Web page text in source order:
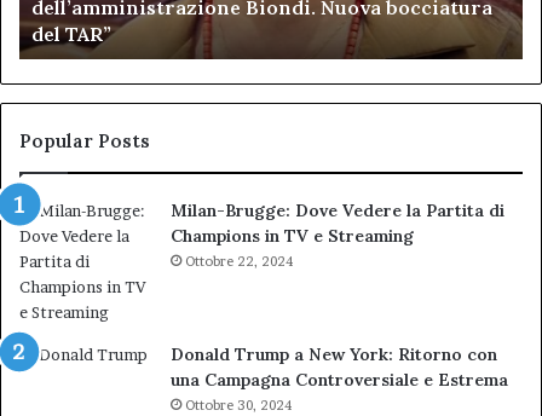
figuraccia
dell’amministrazione
Biondi.
Nuova
bocciatura
del
dell’amministrazione Biondi. Nuova bocciatura
del TAR”
ai
Popular Posts
Milan-Brugge: Dove Vedere la Partita di
Champions in TV e Streaming
Ottobre 22, 2024
Donald Trump a New York: Ritorno con
una Campagna Controversiale e Estrema
Ottobre 30, 2024